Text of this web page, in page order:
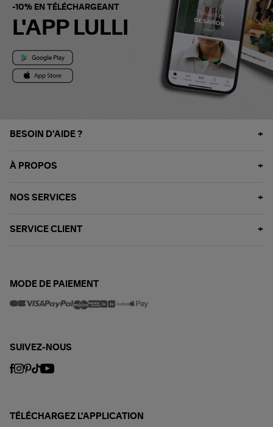
-10% EN TÉLÉCHARGEANT
L'APP LULLI
BESOIN D'AIDE ?
À PROPOS
NOS SERVICES
SERVICE CLIENT
MODE DE PAIEMENT
SUIVEZ-NOUS
TÉLÉCHARGEZ L'APPLICATION